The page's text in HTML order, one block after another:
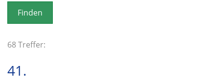
o
n
68 Treffer:
41.